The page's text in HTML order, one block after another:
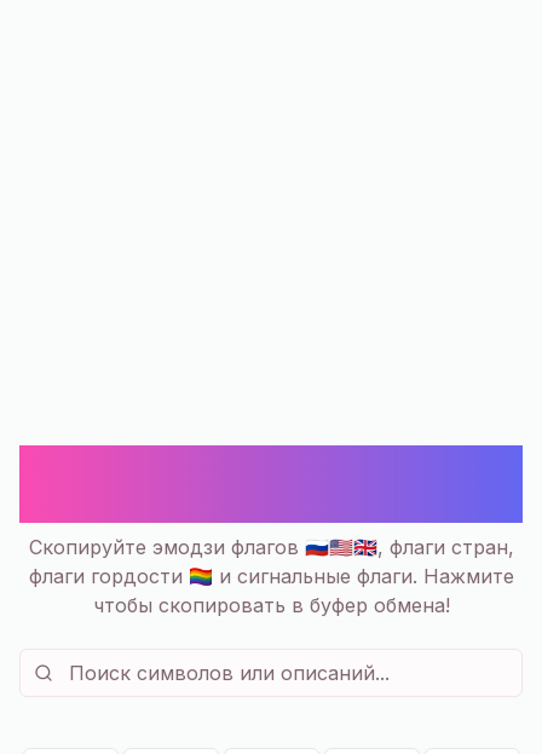
Скопируйте эмодзи флагов 🇷🇺🇺🇸🇬🇧, флаги стран,
флаги гордости 🏳️‍🌈 и сигнальные флаги. Нажмите
чтобы скопировать в буфер обмена!